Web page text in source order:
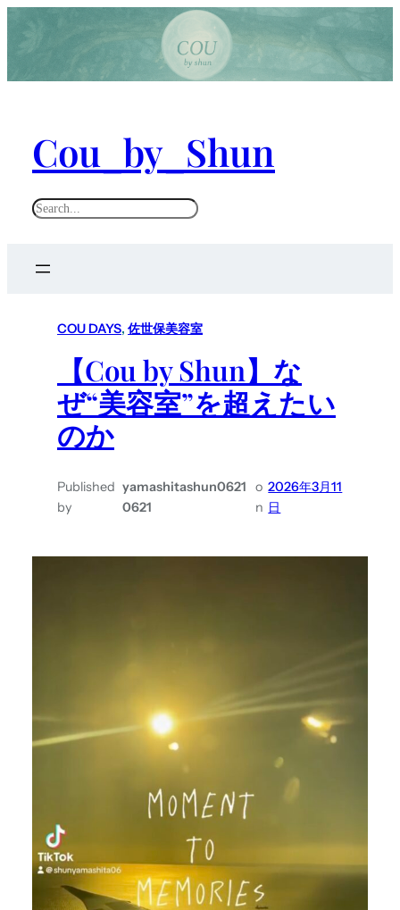
Cou_by_Shun
S
COU DAYS, 佐世保美容室
【Cou by Shun】な
ぜ“美容室”を超えたい
のか
Published
by
yamashitashun0621
0621
o
n
2026年3月11
日